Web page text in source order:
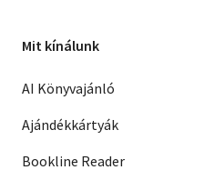
Mit kínálunk
AI Könyvajánló
Ajándékkártyák
Bookline Reader